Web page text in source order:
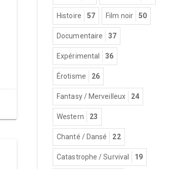
Histoire 57 Film noir 50
Documentaire 37
Expérimental 36
Érotisme 26
Fantasy / Merveilleux 24
Western 23
Chanté / Dansé 22
Catastrophe / Survival 19